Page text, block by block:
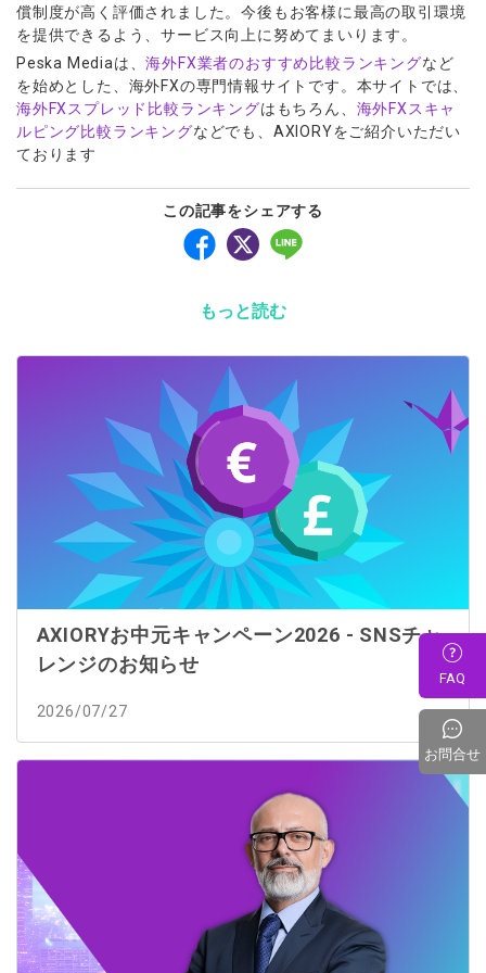
Español
ไทย
法人のお客様はこちら
償制度が高く評価されました。今後もお客様に最高の取引環境
を提供できるよう、サービス向上に努めてまいります。
Peska Mediaは、海外FX業者のおすすめ比較ランキングなど
を始めとした、海外FXの専門情報サイトです。本サイトでは、
海外FXスプレッド比較ランキングはもちろん、 海外FXスキャ
ルピング比較ランキングなどでも、AXIORYをご紹介いただい
ております
この記事をシェアする
もっと読む
AXIORYお中元キャンペーン2026 - SNSチャ
レンジのお知らせ
2026/07/27
FAQ
お問合せ